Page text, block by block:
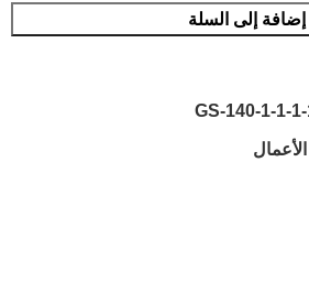
إضافة إلى السلة
GS-140-1-1-